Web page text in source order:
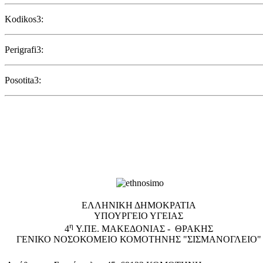
Kodikos3:
Perigrafi3:
Posotita3:
EΛΛΗΝΙΚΗ ΔΗΜΟΚΡΑΤΙΑ
ΥΠΟΥΡΓΕΙΟ ΥΓΕΙΑΣ
4η Υ.ΠΕ. ΜΑΚΕΔΟΝΙΑΣ - ΘΡΑΚΗΣ
ΓΕΝΙΚΟ NΟΣΟΚΟΜΕΙΟ ΚΟΜΟΤΗΝΗΣ "ΣΙΣΜΑΝΟΓΛΕΙΟ"